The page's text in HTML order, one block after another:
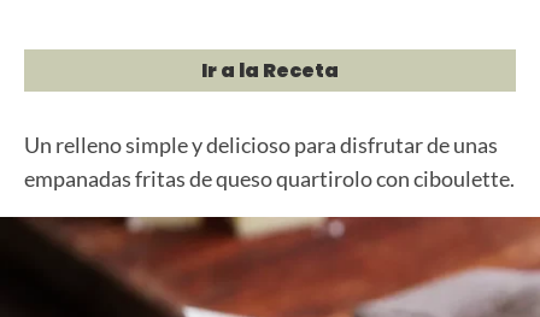
Ir a la Receta
Un relleno simple y delicioso para disfrutar de unas
empanadas fritas de queso quartirolo con ciboulette.